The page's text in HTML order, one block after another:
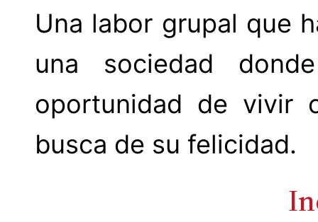
Una labor grupal que
una sociedad
oportunidad de vivir
busca de su felicidad.